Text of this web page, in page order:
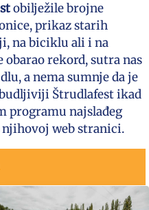
obilježile brojne
prikaz starih
na biciklu ali i na
obarao rekord, sutra nas
a nema sumnje da je
Štrudlafest ikad
programu najslađeg
njihovoj web stranici.